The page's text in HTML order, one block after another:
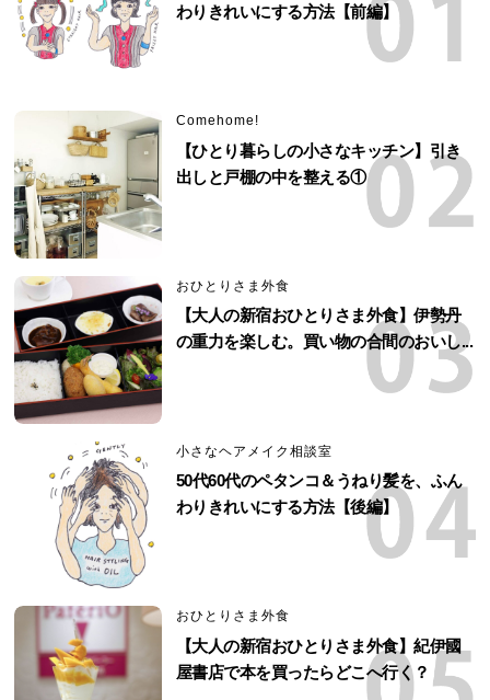
わりきれいにする方法【前編】
Comehome!
【ひとり暮らしの小さなキッチン】引き
出しと戸棚の中を整える①
おひとりさま外食
【大人の新宿おひとりさま外食】伊勢丹
の重力を楽しむ。買い物の合間のおいし...
小さなヘアメイク相談室
50代60代のペタンコ＆うねり髪を、ふん
わりきれいにする方法【後編】
おひとりさま外食
【大人の新宿おひとりさま外食】紀伊國
屋書店で本を買ったらどこへ行く？